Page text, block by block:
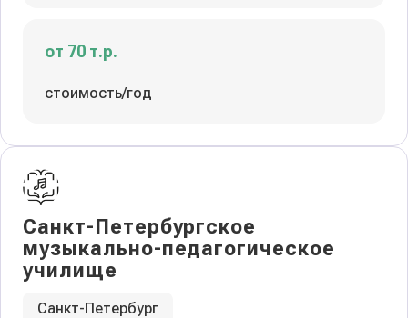
от 70 т.р.
стоимость/год
Санкт-Петербургское
музыкально-педагогическое
училище
Санкт-Петербург